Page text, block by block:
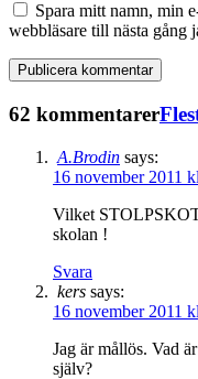
Spara mitt namn, min
webbläsare till nästa gång
62 kommentarer
A.Brodin says:
16 november 2011
Vilket
skolan !
Svara
kers says:
16 november 2011
Jag är mållös. Vad
själv?